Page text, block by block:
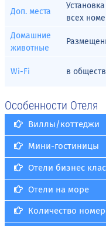
Доп. места
всех
Домашние
животные
Wi-Fi в
Особенности Отеля
Виллы/коттеджи
Мини-гостиницы
Отели бизнес
Отели на море
Количество